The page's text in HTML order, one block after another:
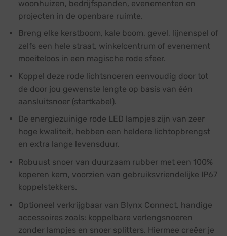
woonhuizen, bedrijfspanden, evenementen en
projecten in de openbare ruimte.
Breng elke kerstboom, kale boom, gevel, lijnenspel of
zelfs een hele straat, winkelcentrum of evenement
moeiteloos in een magische rode sfeer.
Koppel deze rode lichtsnoeren eenvoudig door tot
de door jou gewenste lengte op basis van één
aansluitsnoer (startkabel).
De energiezuinige rode LED lampjes zijn van zeer
hoge kwaliteit, hebben een heldere lichtopbrengst
en extra lange levensduur.
Robuust snoer van duurzaam rubber met een 100%
koperen kern, voorzien van gebruiksvriendelijke IP67
koppelstekkers.
Optioneel verkrijgbaar van Blynx Connect, handige
accessoires zoals: koppelbare verlengsnoeren
zonder lampjes en snoer splitters. Hiermee creëer je